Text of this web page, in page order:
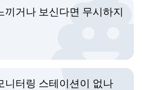
끼거나 보신다면 무시하지
니터링 스테이션이 없나